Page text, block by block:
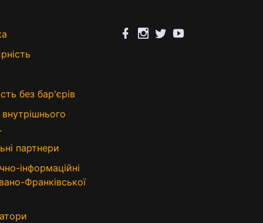
без бар'єрів
партнери
інформаційні
Франківської